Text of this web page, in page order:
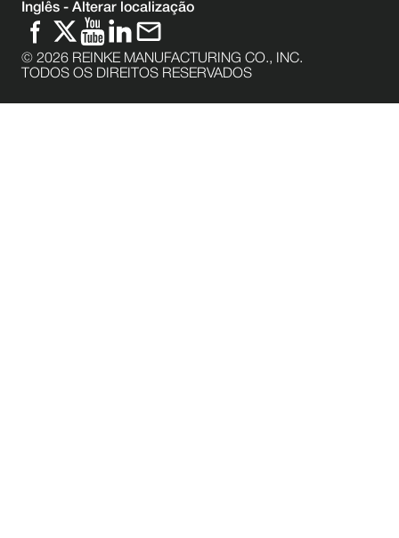
© 2026 REINKE MANUFACTURING CO., INC.
TODOS OS DIREITOS RESERVADOS
Inglês - Alterar localização